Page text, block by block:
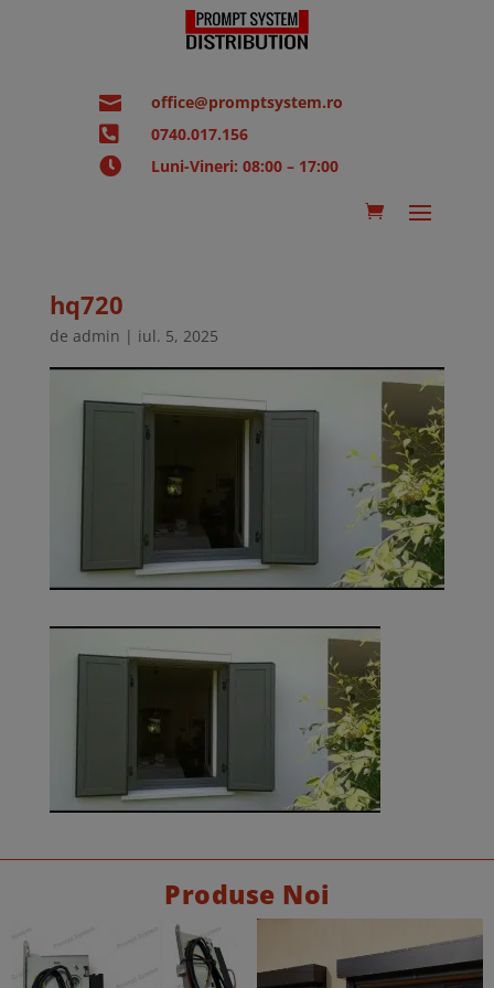
 office@promptsystem.ro
 0740.017.156
 Luni-Vineri: 08:00 – 17:00
hq720
de admin | iul. 5, 2025
Produse Noi